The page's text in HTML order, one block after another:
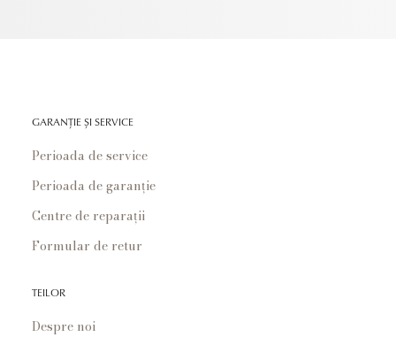
GARANȚIE ȘI SERVICE
Perioada de service
Perioada de garanție
Centre de reparații
Formular de retur
TEILOR
Despre noi